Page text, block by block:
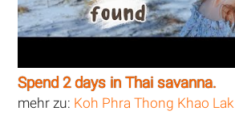
Spend 2 days in Thai savanna.
mehr zu: Koh Phra Thong Khao Lak